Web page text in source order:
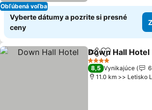
Obľúbená voľba
Vyberte dátumy a pozrite si presné
ceny
ZdieľaťPridať do
Down Hall Hotel
4 Počet hviezdičiek
8,5 Vynikajúce
11.0 km >> Letisko